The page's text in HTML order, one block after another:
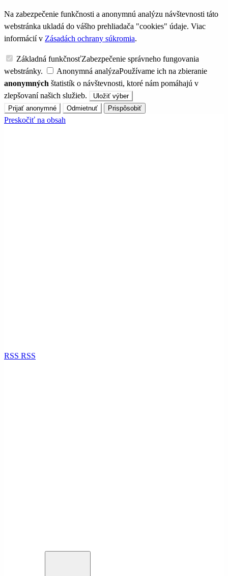
Na zabezpečenie funkčnosti a anonymnú analýzu návštevnosti táto
webstránka ukladá do vášho prehliadača "cookies" údaje. Viac
informácií v Zásadách ochrany súkromia.
Základná funkčnosťZabezpečenie správneho fungovania
webstránky.
Anonymná analýzaPoužívame ich na zbieranie
anonymných štatistík o návštevnosti, ktoré nám pomáhajú v
zlepšovaní našich služieb.
Uložiť výber
Prijať anonymné
Odmietnuť Prispôsobiť
Preskočiť na obsah
RSS RSS